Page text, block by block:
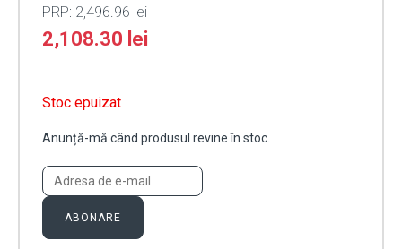
PRP: 2,496.96lei
2,108.30 lei
Stoc epuizat
Anunță-mă când produsul revine în stoc.
ABONARE